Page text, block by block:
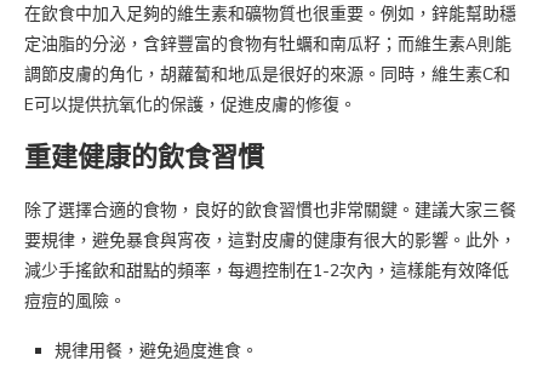
在飲食中加入足夠的維生素和礦物質也很重要。例如，鋅能幫助穩
定油脂的分泌，含鋅豐富的食物有牡蠣和南瓜籽；而維生素A則能
調節皮膚的角化，胡蘿蔔和地瓜是很好的來源。同時，維生素C和
E可以提供抗氧化的保護，促進皮膚的修復。
重建健康的飲食習慣
除了選擇合適的食物，良好的飲食習慣也非常關鍵。建議大家三餐
要規律，避免暴食與宵夜，這對皮膚的健康有很大的影響。此外，
減少手搖飲和甜點的頻率，每週控制在1-2次內，這樣能有效降低
痘痘的風險。
規律用餐，避免過度進食。